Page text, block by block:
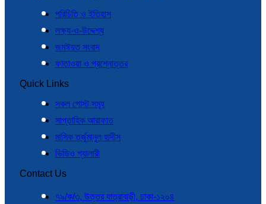
পরিচিতি ও ইতিহাস
লক্ষ্য-ও-উদ্দেশ্য
জমঈয়ত সংবাদ
ফাতাওয়া ও প্রশ্নোত্তর
Quick Links
সকল পোস্ট সমূহ
সাপ্তাহিক আরাফাত
মাসিক তর্জুমানুল হাদীস
ভিডিও গ্যালারী
Contact Us
৭৯/ক/৩, উত্তর যাত্রাবাড়ী, ঢাকা-১২০৪